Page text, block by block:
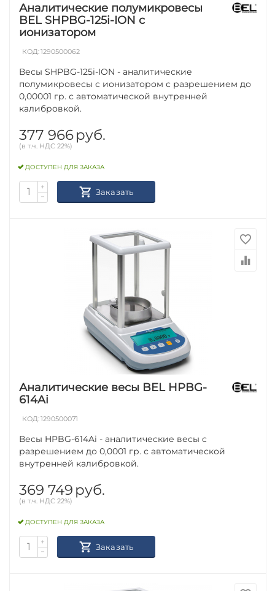
Аналитические полумикровесы
BEL SHPBG-125i-ION с
ионизатором
КОД:1290500062
Весы SHPBG-125i-ION - аналитические
полумикровесы с ионизатором с разрешением до
0,00001 гр. с автоматической внутренней
калибровкой.
377 966руб.
(в т.ч. НДС 22%)
ДОСТУПЕН ДЛЯ ЗАКАЗА
+
−
Заказать
Аналитические весы BEL HPBG-
614Ai
КОД:1290500071
Весы HPBG-614Ai - аналитические весы с
разрешением до 0,0001 гр. с автоматической
внутренней калибровкой.
369 749 руб.
(в т.ч. НДС 22%)
ДОСТУПЕН ДЛЯ ЗАКАЗА
+
−
Заказать